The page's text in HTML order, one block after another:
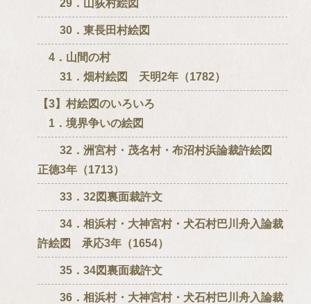
29．山荻村絵図
30．東長田村絵図
4．山間の村
31．畑村絵図 天明2年（1782）
【3】村絵図のいろいろ
1．境界争いの絵図
32．洲宮村・茂名村・布沼村浜論裁許絵図
正徳3年（1713）
33．32図裏面裁許文
34．相浜村・大神宮村・犬石村巴川舟入論裁
許絵図 承応3年（1654）
35．34図裏面裁許文
36．相浜村・大神宮村・犬石村巴川舟入論裁